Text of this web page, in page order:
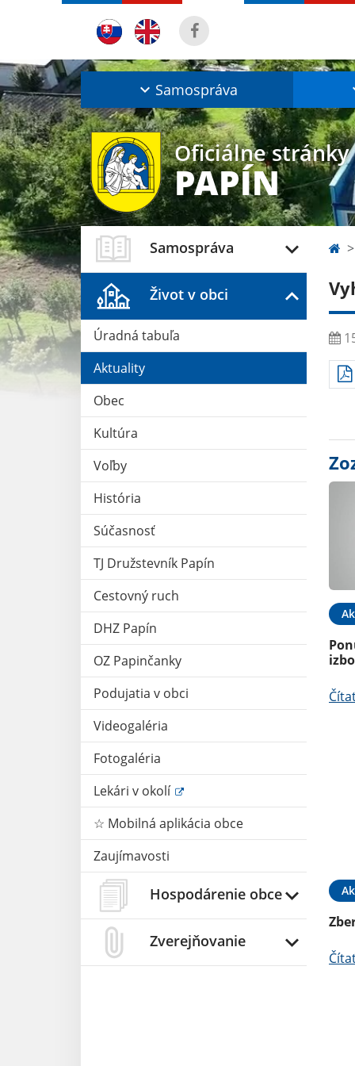
Samospráva
Oficiálne stránky
PAPÍN
Samospráva
Život v obci
Úradná tabuľa
Aktuality
Obec
Kultúra
Voľby
História
Súčasnosť
TJ Družstevník Papín
Cestovný ruch
DHZ Papín
OZ Papinčanky
Podujatia v obci
Videogaléria
Fotogaléria
Lekári v okolí
☆ Mobilná aplikácia obce
Zaujímavosti
Hospodárenie obce
Zverejňovanie